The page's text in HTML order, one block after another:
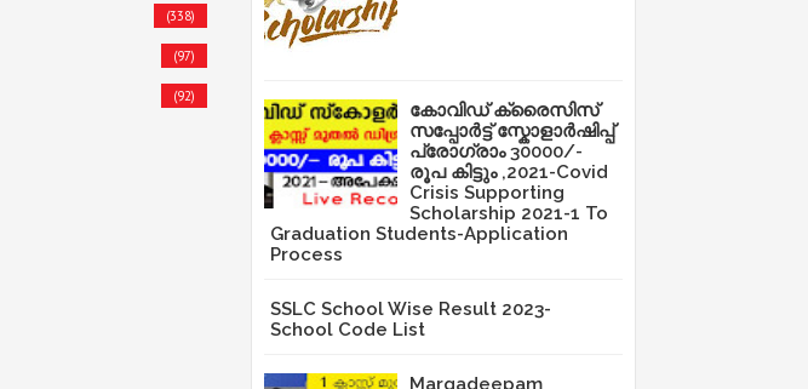
(338)
(97)
(92)
കോവിഡ് ക്രൈസിസ്
സപ്പോർട്ട് സ്കോളാർഷിപ്പ്
പ്രോഗ്രാം 30000/-
രൂപ കിട്ടും ,2021-Covid
Crisis Supporting
Scholarship 2021-1 To
Graduation Students-Application
Process
SSLC School Wise Result 2023-
School Code List
Margadeepam